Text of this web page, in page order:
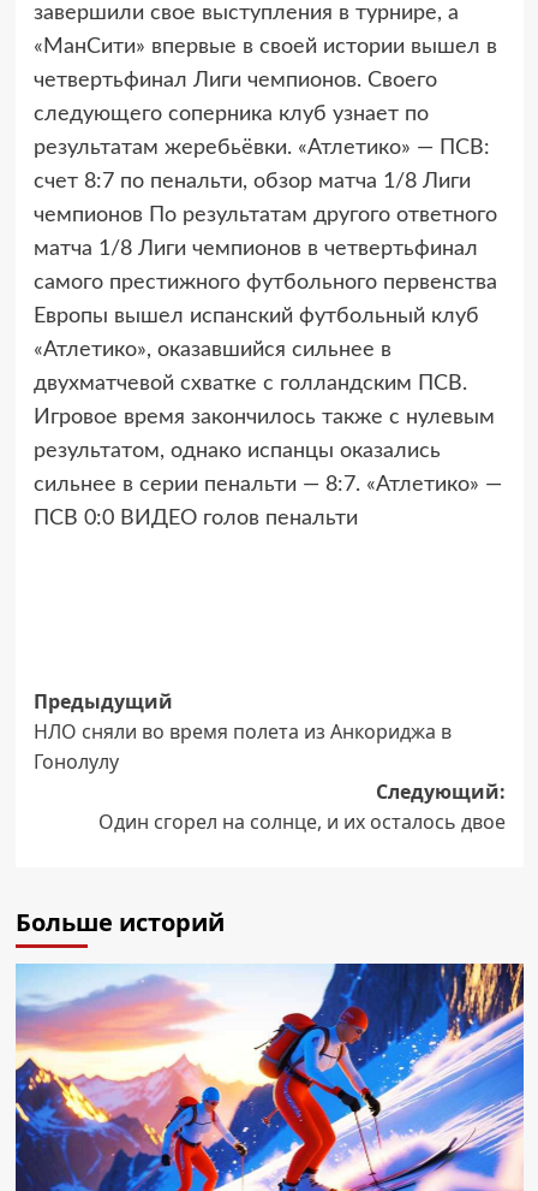
завершили свое выступления в турнире, а
«МанСити» впервые в своей истории вышел в
четвертьфинал Лиги чемпионов. Своего
следующего соперника клуб узнает по
результатам жеребьёвки. «Атлетико» — ПСВ:
счет 8:7 по пенальти, обзор матча 1/8 Лиги
чемпионов По результатам другого ответного
матча 1/8 Лиги чемпионов в четвертьфинал
самого престижного футбольного первенства
Европы вышел испанский футбольный клуб
«Атлетико», оказавшийся сильнее в
двухматчевой схватке с голландским ПСВ.
Игровое время закончилось также с нулевым
результатом, однако испанцы оказались
сильнее в серии пенальти — 8:7. «Атлетико» —
ПСВ 0:0 ВИДЕО голов пенальти
Навигация
записи
Предыдущий
НЛО сняли во время полета из Анкориджа в
Гонолулу
Следующий:
Один сгорел на солнце, и их осталось двое
Больше историй